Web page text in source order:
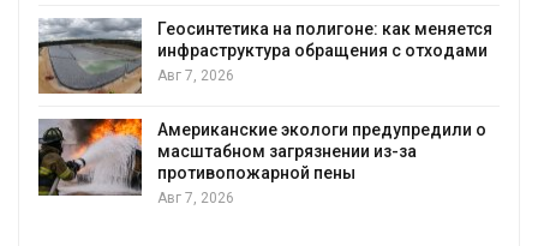
Геосинтетика на полигоне: как меняется
инфраструктура обращения с отходами
Авг 7, 2026
Американские экологи предупредили о
масштабном загрязнении из-за
противопожарной пены
Авг 7, 2026